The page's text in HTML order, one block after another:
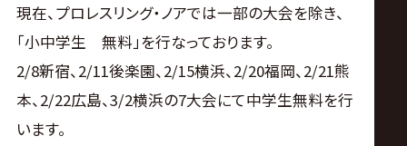
現在、プロレスリング・ノアでは一部の大会を除き、
「小中学生 無料」を行なっております。
2/8新宿、2/11後楽園、2/15横浜、2/20福岡、2/21熊
本、2/22広島、3/2横浜の7大会にて中学生無料を行
います。